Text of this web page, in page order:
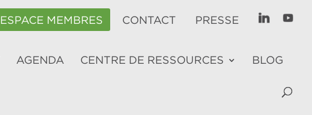
ESPACE MEMBRES CONTACT PRESSE
AGENDA CENTRE DE RESSOURCES BLOG